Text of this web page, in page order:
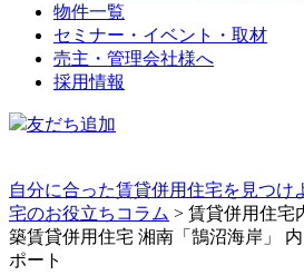
物件一覧
セミナー・イベント・取材
売主・管理会社様へ
採用情報
友だち追加
自分に合った賃貸併用住宅を見つけ
宅のお役立ちコラム > 賃貸併用住宅
築賃貸併用住宅 湘南「鵠沼海岸」
ポート